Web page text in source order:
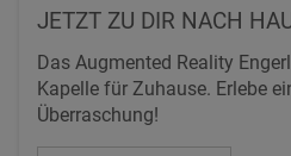
JETZT ZU DIR NACH
Das Augmented Reality
Kapelle für Zuhause. Erlebe
Überraschung!